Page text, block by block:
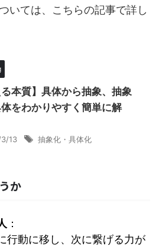
いては、こちらの記事で詳し
る本質】具体から抽象、抽象
をわかりやすく簡単に解
13 抽象化・具体化
か
：
行動に移し、次に繋げる力が